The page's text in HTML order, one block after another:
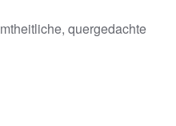
quergedachte